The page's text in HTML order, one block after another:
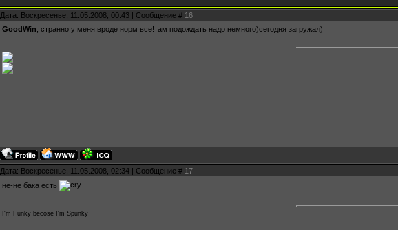
Дата: Воскресенье, 11.05.2008, 00:43 | Сообщение # 16
GoodWin , странно у меня вроде норм все!там подождать надо немного)сегодня загружал)
Дата: Воскресенье, 11.05.2008, 02:34 | Сообщение # 17
не-не бака есть
I'm Funky becose I'm Spunky